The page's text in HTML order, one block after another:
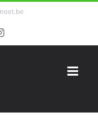
Instagram